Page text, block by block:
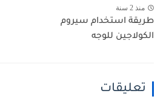
منذ 2 سنة
طريقة استخدام سيروم
الكولاجين للوجه
تعليقات